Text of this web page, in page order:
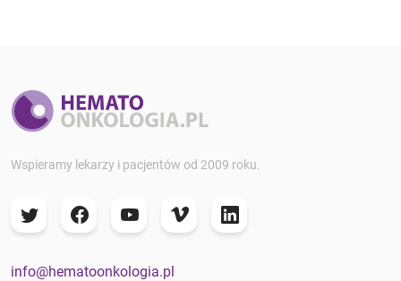
Wspieramy lekarzy i pacjentów od 2009 roku.
info@hematoonkologia.pl